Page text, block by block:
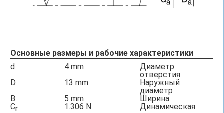
Основные размеры и рабочие характеристики
d
4 mm
Диаметр
отверстия
D
13 mm
Наружный
диаметр
B
5 mm
Ширина
Cr 1.306 N
Динамическая